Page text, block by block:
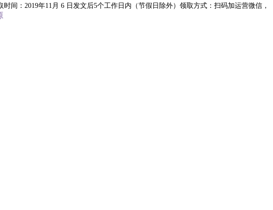
时间： 2019年11月 6 日发文后5个工作日内（节假日除外） 领取方式： 扫码加运营微信，